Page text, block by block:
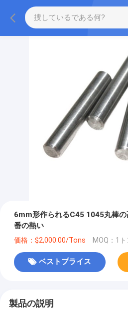
6mm形作られるC45 1045丸棒
番の熱い
価格：$2,000.00/Tons MOQ：1ト
ベストプライス
製品の説明